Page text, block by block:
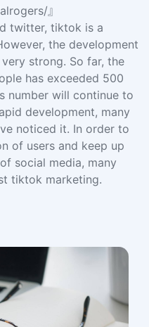
』
twitter, tiktok is a
the development
strong. So far, the
has exceeded 500
number will continue to
development, many
noticed it. In order to
of users and keep up
social media, many
tiktok marketing.